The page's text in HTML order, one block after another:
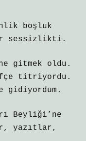
boşluk
sessizlikti.
gitmek oldu.
titriyordu.
gidiyordum.
Beyliği’ne
yazıtlar,